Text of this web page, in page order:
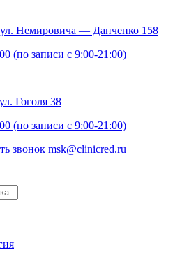
ул. Немировича — Данченко 158
(по записи с 9:00-21:00)
Гоголя 38
(по записи с 9:00-21:00)
звонок msk@clinicred.ru